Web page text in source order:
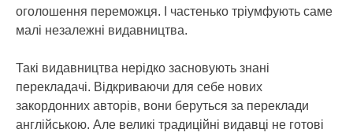
оголошення переможця. І частенько тріумфують саме
малі незалежні видавництва.
Такі видавництва нерідко засновують знані
перекладачі. Відкриваючи для себе нових
закордонних авторів, вони беруться за переклади
англійською. Але великі традиційні видавці не готові